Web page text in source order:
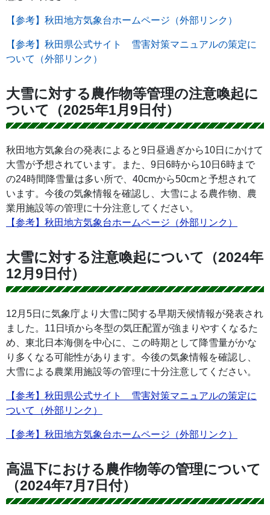
【参考】秋田地方気象台ホームページ（外部リンク）
【参考】秋田県公式サイト 雪害対策マニュアルの策定に
ついて（外部リンク）
大雪に対する農作物等管理の注意喚起に
ついて（2025年1月9日付）
秋田地方気象台の発表によると9日昼過ぎから10日にかけて
大雪が予想されています。また、9日6時から10日6時まで
の24時間降雪量は多い所で、40cmから50cmと予想されて
います。今後の気象情報を確認し、大雪による農作物、農
業用施設等の管理に十分注意してください。
【参考】秋田地方気象台ホームページ（外部リンク）
大雪に対する注意喚起について（2024年
12月9日付）
12月5日に気象庁より大雪に関する早期天候情報が発表され
ました。11日頃から冬型の気圧配置が強まりやすくなるた
め、東北日本海側を中心に、この時期として降雪量がかな
り多くなる可能性があります。今後の気象情報を確認し、
大雪による農業用施設等の管理に十分注意してください。
【参考】秋田県公式サイト 雪害対策マニュアルの策定に
ついて（外部リンク）
【参考】秋田地方気象台ホームページ（外部リンク）
高温下における農作物等の管理について
（2024年7月7日付）